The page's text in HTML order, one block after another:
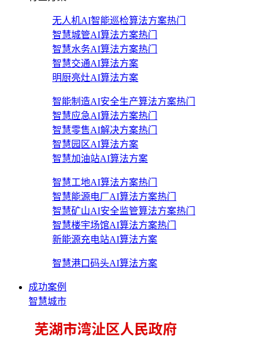
无人机AI智能巡检算法方案热门
智慧城管AI算法方案热门
智慧水务AI算法方案热门
智慧交通AI算法方案
明厨亮灶AI算法方案
智能制造AI安全生产算法方案热门
智慧应急AI算法方案热门
智慧零售AI解决方案热门
智慧园区AI算法方案
智慧加油站AI算法方案
智慧工地AI算法方案热门
智慧能源电厂AI算法方案热门
智慧矿山AI安全监管算法方案热门
智慧楼宇场馆AI算法方案热门
新能源充电站AI算法方案
智慧港口码头AI算法方案
成功案例
智慧城市